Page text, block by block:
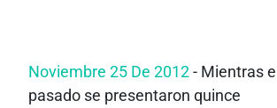
Noviembre 25 De 2012- Mientras
pasado se presentaron quince